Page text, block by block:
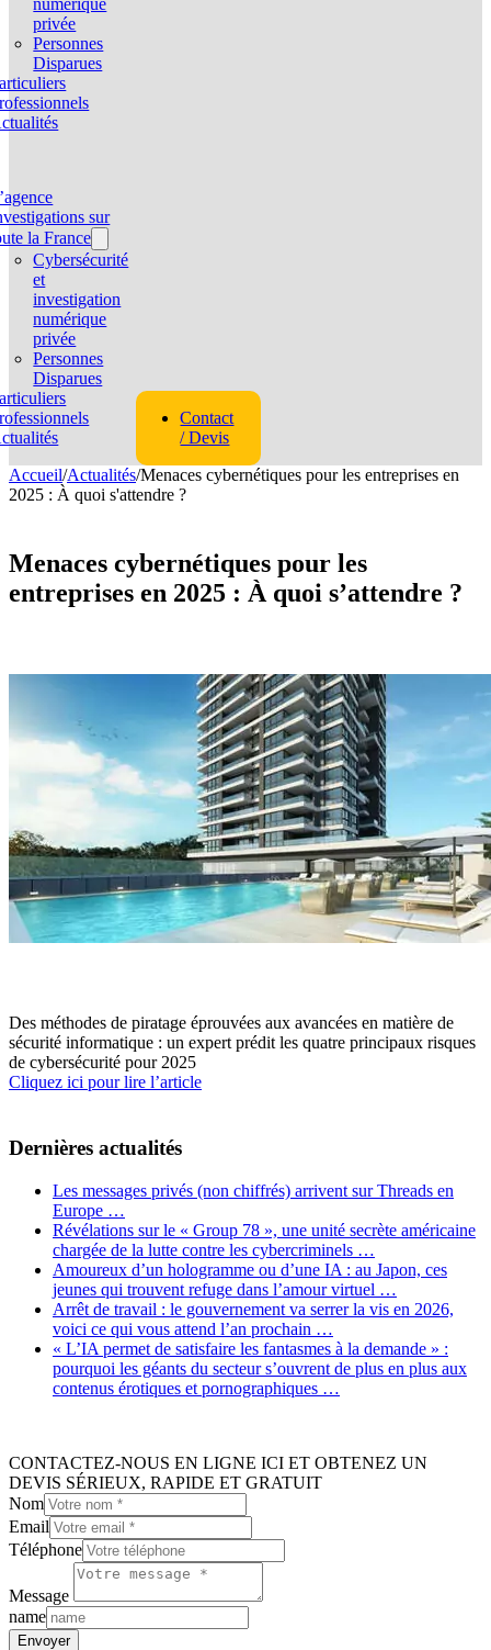
numérique
privée
Personnes
Disparues
sur
la France
Cybersécurité
et
investigation
numérique
privée
Personnes
Disparues
Contact
/ Devis
Accueil/Actualités/Menaces cybernétiques pour les entreprises en
2025 : À quoi s'attendre ?
Menaces cybernétiques pour les
entreprises en 2025 : À quoi s’attendre ?
Des méthodes de piratage éprouvées aux avancées en matière de
sécurité informatique : un expert prédit les quatre principaux risques
de cybersécurité pour 2025
Cliquez ici pour lire l’article
Dernières actualités
Les messages privés (non chiffrés) arrivent sur Threads en
Europe …
Révélations sur le « Group 78 », une unité secrète américaine
chargée de la lutte contre les cybercriminels …
Amoureux d’un hologramme ou d’une IA : au Japon, ces
jeunes qui trouvent refuge dans l’amour virtuel …
Arrêt de travail : le gouvernement va serrer la vis en 2026,
voici ce qui vous attend l’an prochain …
« L’IA permet de satisfaire les fantasmes à la demande » :
pourquoi les géants du secteur s’ouvrent de plus en plus aux
contenus érotiques et pornographiques …
CONTACTEZ-NOUS EN LIGNE ICI ET OBTENEZ UN
DEVIS SÉRIEUX, RAPIDE ET GRATUIT
Nom
Email
Téléphone
Message
name
Envoyer